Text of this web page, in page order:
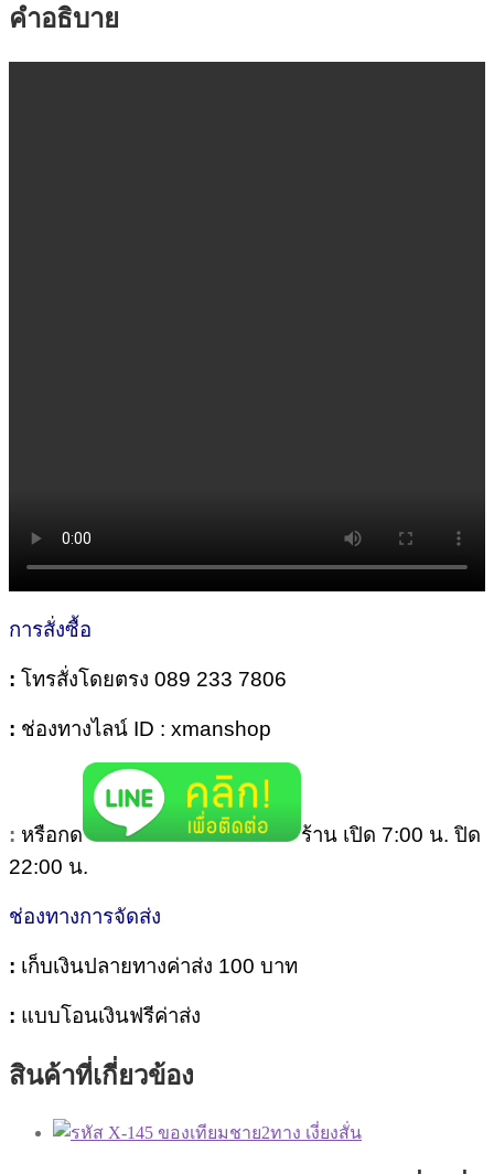
เพศ
ชิ้น
คำอธิบาย
การสั่งซื้อ
: โทรสั่งโดยตรง 089 233 7806
: ช่องทางไลน์ ID : xmanshop
: หรือกด
ร้าน เปิด 7:00 น. ปิด
22:00 น.
ช่องทางการจัดส่ง
: เก็บเงินปลายทางค่าส่ง 100 บาท
: แบบโอนเงินฟรีค่าส่ง
สินค้าที่เกี่ยวข้อง